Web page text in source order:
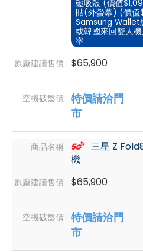
磁吸殼 (價值
貼(外螢幕) (價值
Samsung Wallet
或韓國來回雙人
率
原廠建議售價 : $65,900
空機破盤價 : 特價請洽門
市
商品名稱 :
三星 Z
機
原廠建議售價 : $65,900
空機破盤價 : 特價請洽門
市